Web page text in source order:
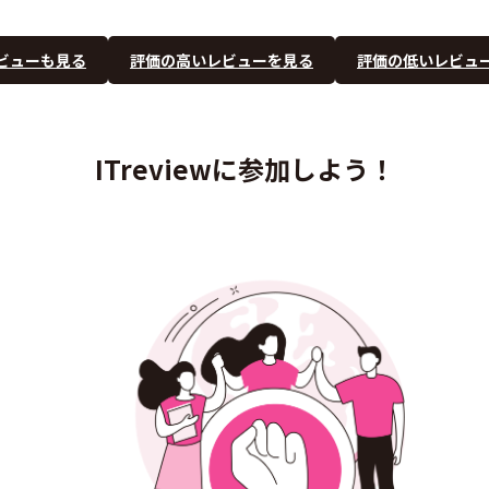
ューも見る 評価の高いレビューを見る 評価の低いレビュ
ITreviewに参加しよう！